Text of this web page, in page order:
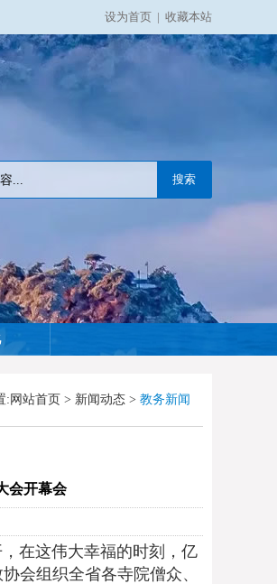
设为首页 | 收藏本站
:网站首页 > 新闻动态 > 教务新闻
会开幕会
在这伟大幸福的时刻，亿
会组织全省各寺院僧众、